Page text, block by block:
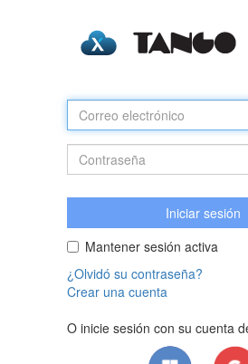
Mantener sesión activa
¿Olvidó su contraseña?
Crear una cuenta
O inicie sesión con su cuenta